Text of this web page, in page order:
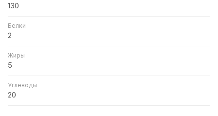
130
Белки
2
Жиры
5
Углеводы
20